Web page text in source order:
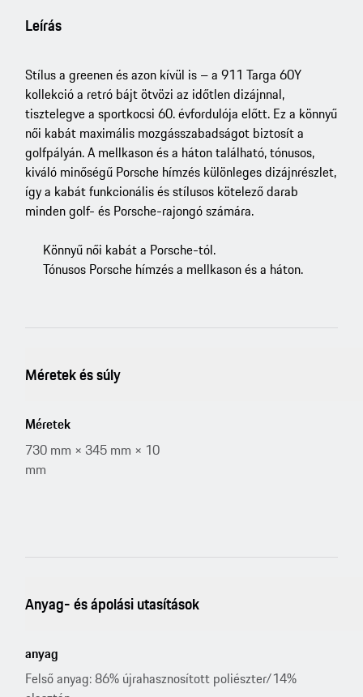
Leírás
Stílus a greenen és azon kívül is – a 911 Targa 60Y
kollekció a retró bájt ötvözi az időtlen dizájnnal,
tisztelegve a sportkocsi 60. évfordulója előtt. Ez a könnyű
női kabát maximális mozgásszabadságot biztosít a
golfpályán. A mellkason és a háton található, tónusos,
kiváló minőségű Porsche hímzés különleges dizájnrészlet,
így a kabát funkcionális és stílusos kötelező darab
minden golf- és Porsche-rajongó számára.
Könnyű női kabát a Porsche-tól.
Tónusos Porsche hímzés a mellkason és a háton.
Méretek és súly
Méretek
730 mm × 345 mm × 10
mm
Anyag- és ápolási utasítások
anyag
Felső anyag: 86% újrahasznosított poliészter/14%